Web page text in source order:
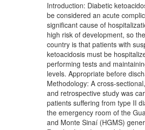
Introduction: Diabetic
be considered an acute
significant cause of
high risk of development, so
country is that patients with
ketoacidosis must be
performing tests and
levels. Appropriate before
Methodology: A cross-
and retrospective study was
patients suffering from type II
the emergency room of the
and Monte Sinaí (HGMS)